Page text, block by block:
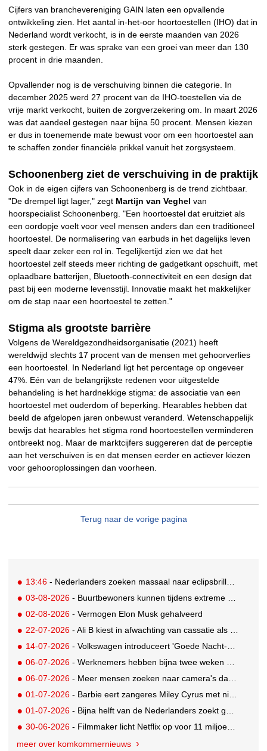
Cijfers van branchevereniging GAIN laten een opvallende
ontwikkeling zien. Het aantal in-het-oor hoortoestellen (IHO) dat in
Nederland wordt verkocht, is in de eerste maanden van 2026
sterk gestegen. Er was sprake van een groei van meer dan 130
procent in drie maanden.
Opvallender nog is de verschuiving binnen die categorie. In
december 2025 werd 27 procent van de IHO-toestellen via de
vrije markt verkocht, buiten de zorgverzekering om. In maart 2026
was dat aandeel gestegen naar bijna 50 procent. Mensen kiezen
er dus in toenemende mate bewust voor om een hoortoestel aan
te schaffen zonder financiële prikkel vanuit het zorgsysteem.
Schoonenberg ziet de verschuiving in de praktijk
Ook in de eigen cijfers van Schoonenberg is de trend zichtbaar.
"De drempel ligt lager," zegt Martijn van Veghel van
hoorspecialist Schoonenberg. "Een hoortoestel dat eruitziet als
een oordopje voelt voor veel mensen anders dan een traditioneel
hoortoestel. De normalisering van earbuds in het dagelijks leven
speelt daar zeker een rol in. Tegelijkertijd zien we dat het
hoortoestel zelf steeds meer richting de gadgetkant opschuift, met
oplaadbare batterijen, Bluetooth-connectiviteit en een design dat
past bij een moderne levensstijl. Innovatie maakt het makkelijker
om de stap naar een hoortoestel te zetten."
Stigma als grootste barrière
Volgens de Wereldgezondheidsorganisatie (2021) heeft
wereldwijd slechts 17 procent van de mensen met gehoorverlies
een hoortoestel. In Nederland ligt het percentage op ongeveer
47%. Eén van de belangrijkste redenen voor uitgestelde
behandeling is het hardnekkige stigma: de associatie van een
hoortoestel met ouderdom of beperking. Hearables hebben dat
beeld de afgelopen jaren onbewust veranderd. Wetenschappelijk
bewijs dat hearables het stigma rond hoortoestellen verminderen
ontbreekt nog. Maar de marktcijfers suggereren dat de perceptie
aan het verschuiven is en dat mensen eerder en actiever kiezen
voor gehooroplossingen dan voorheen.
Terug naar de vorige pagina
13:46 - Nederlanders zoeken massaal naar eclipsbrillen op Marktplaats
03-08-2026 - Buurtbewoners kunnen tijdens extreme hitte terecht bij The Social Hub
02-08-2026 - Vermogen Elon Musk gehalveerd
22-07-2026 - Ali B kiest in afwachting van cassatie als spreker voor een nieuw podium
14-07-2026 - Volkswagen introduceert 'Goede Nacht-pakket' waarmee auto flexibele slaapruimte met airco wordt
06-07-2026 - Werknemers hebben bijna twee weken nodig om volledig op te laden
06-07-2026 - Meer mensen zoeken naar camera's dankzij tv-programma Het Perfecte Plaatje
01-07-2026 - Barbie eert zangeres Miley Cyrus met nieuwe Signature Collector pop
01-07-2026 - Bijna helft van de Nederlanders zoekt goedkopere vakantie
30-06-2026 - Filmmaker licht Netflix op voor 11 miljoen dollar; 2,5 jaar celstraf
meer over komkommernieuws